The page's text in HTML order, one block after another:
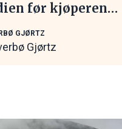
før kjøperen
GJØRTZ
Gjørtz